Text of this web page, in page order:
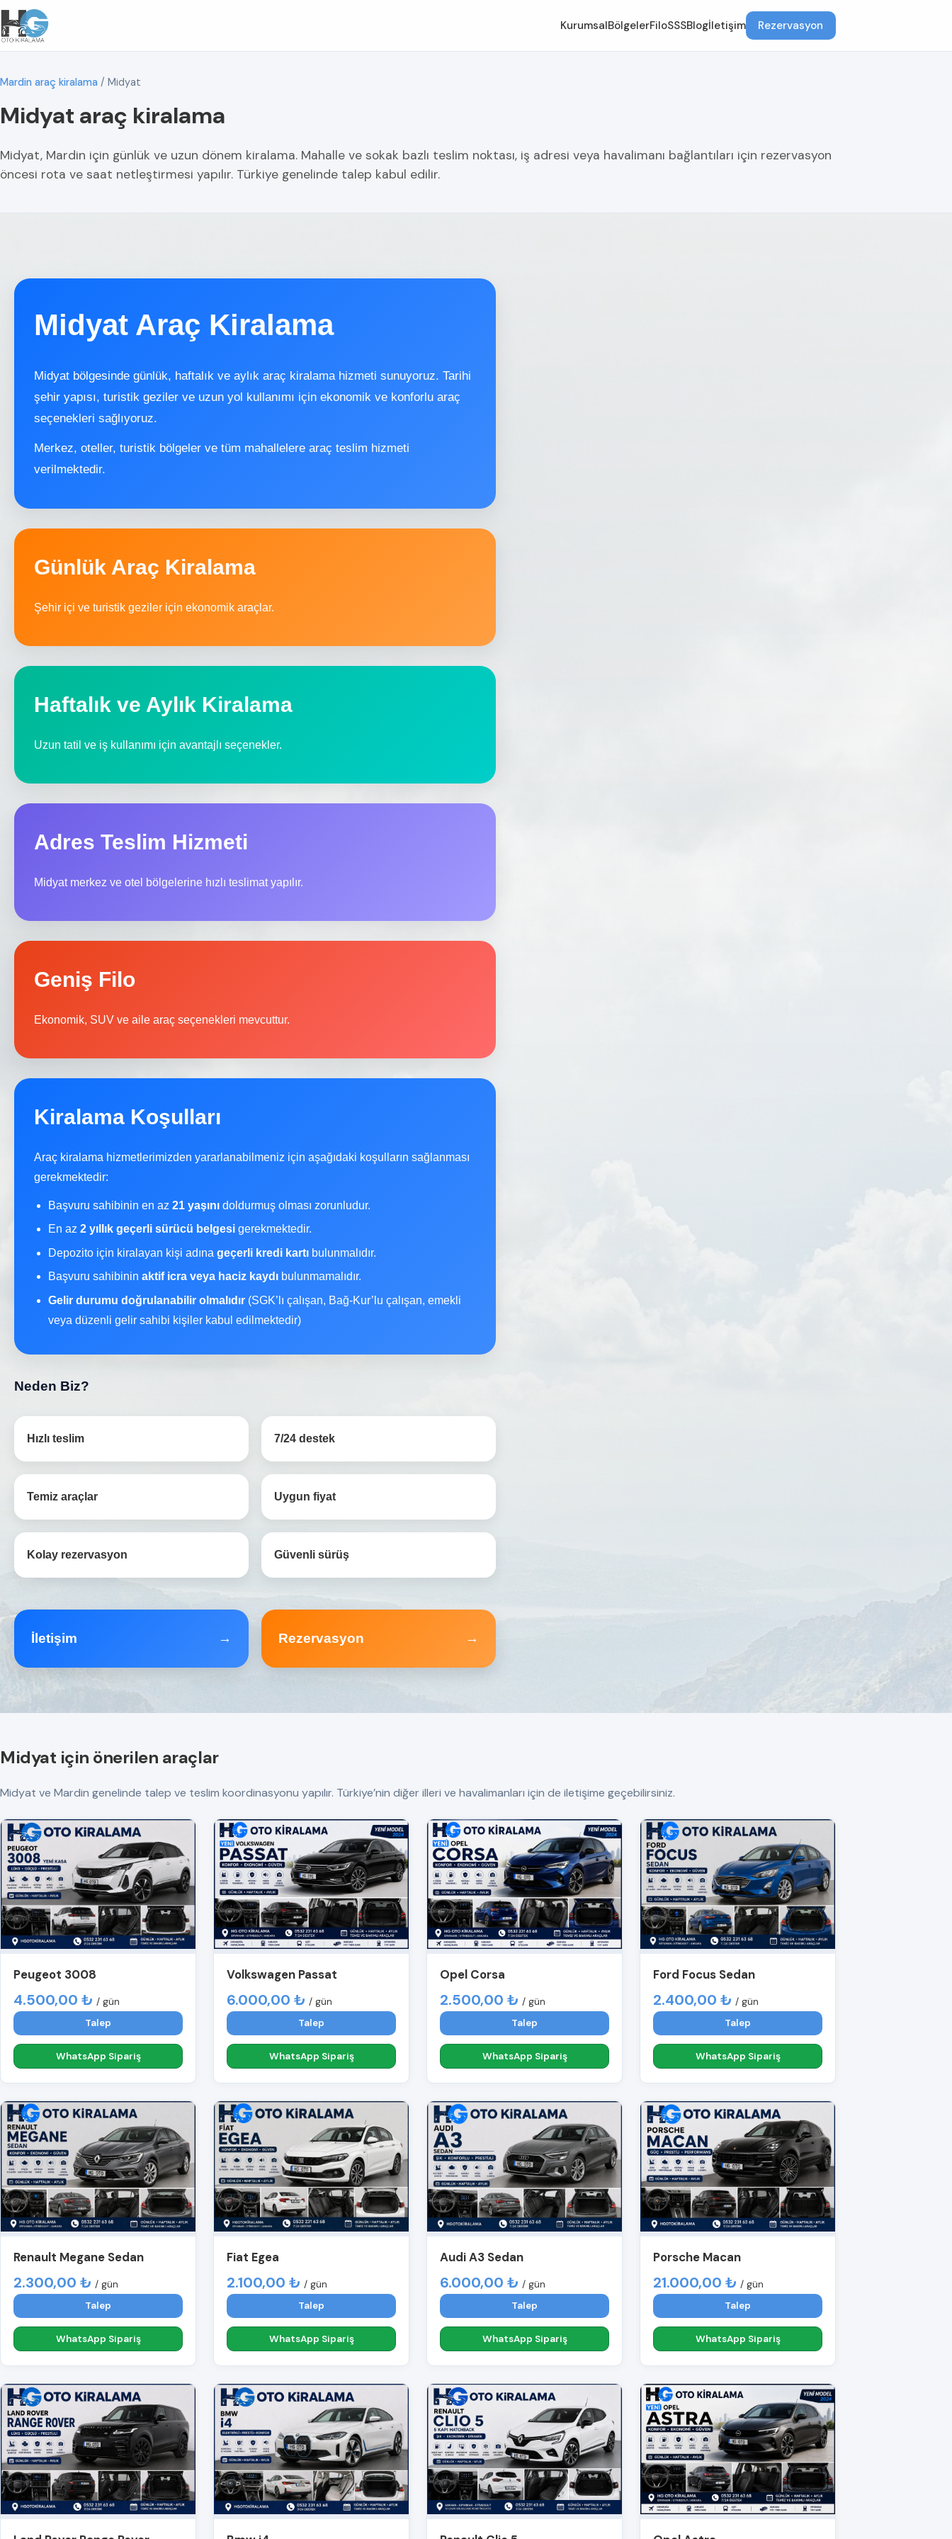
KurumsalBölgelerFiloSSSBlogİletişim Rezervasyon
Mardin araç kiralama / Midyat
Midyat araç kiralama
Midyat, Mardin için günlük ve uzun dönem kiralama. Mahalle ve sokak bazlı teslim noktası, iş adresi veya havalimanı bağlantıları için rezervasyon
öncesi rota ve saat netleştirmesi yapılır. Türkiye genelinde talep kabul edilir.
Midyat Araç Kiralama
Midyat bölgesinde günlük, haftalık ve aylık araç kiralama hizmeti sunuyoruz. Tarihi
şehir yapısı, turistik geziler ve uzun yol kullanımı için ekonomik ve konforlu araç
seçenekleri sağlıyoruz.
Merkez, oteller, turistik bölgeler ve tüm mahallelere araç teslim hizmeti
verilmektedir.
Günlük Araç Kiralama
Şehir içi ve turistik geziler için ekonomik araçlar.
Haftalık ve Aylık Kiralama
Uzun tatil ve iş kullanımı için avantajlı seçenekler.
Adres Teslim Hizmeti
Midyat merkez ve otel bölgelerine hızlı teslimat yapılır.
Geniş Filo
Ekonomik, SUV ve aile araç seçenekleri mevcuttur.
Kiralama Koşulları
Araç kiralama hizmetlerimizden yararlanabilmeniz için aşağıdaki koşulların sağlanması
gerekmektedir:
Başvuru sahibinin en az 21 yaşını doldurmuş olması zorunludur.
En az 2 yıllık geçerli sürücü belgesi gerekmektedir.
Depozito için kiralayan kişi adına geçerli kredi kartı bulunmalıdır.
Başvuru sahibinin aktif icra veya haciz kaydı bulunmamalıdır.
Gelir durumu doğrulanabilir olmalıdır (SGK’lı çalışan, Bağ-Kur’lu çalışan, emekli
veya düzenli gelir sahibi kişiler kabul edilmektedir)
Neden Biz?
Hızlı teslim 7/24 destek
Temiz araçlar Uygun fiyat
Kolay rezervasyon Güvenli sürüş
İletişim → Rezervasyon →
Midyat için önerilen araçlar
Midyat ve Mardin genelinde talep ve teslim koordinasyonu yapılır. Türkiye’nin diğer illeri ve havalimanları için de iletişime geçebilirsiniz.
Peugeot 3008
4.500,00 ₺ / gün
Talep
WhatsApp Sipariş
Volkswagen Passat
6.000,00 ₺ / gün
Talep
WhatsApp Sipariş
Opel Corsa
2.500,00 ₺ / gün
Talep
WhatsApp Sipariş
Ford Focus Sedan
2.400,00 ₺ / gün
Talep
WhatsApp Sipariş
Renault Megane Sedan
2.300,00 ₺ / gün
Talep
WhatsApp Sipariş
Fiat Egea
2.100,00 ₺ / gün
Talep
WhatsApp Sipariş
Audi A3 Sedan
6.000,00 ₺ / gün
Talep
WhatsApp Sipariş
Porsche Macan
21.000,00 ₺ / gün
Talep
WhatsApp Sipariş